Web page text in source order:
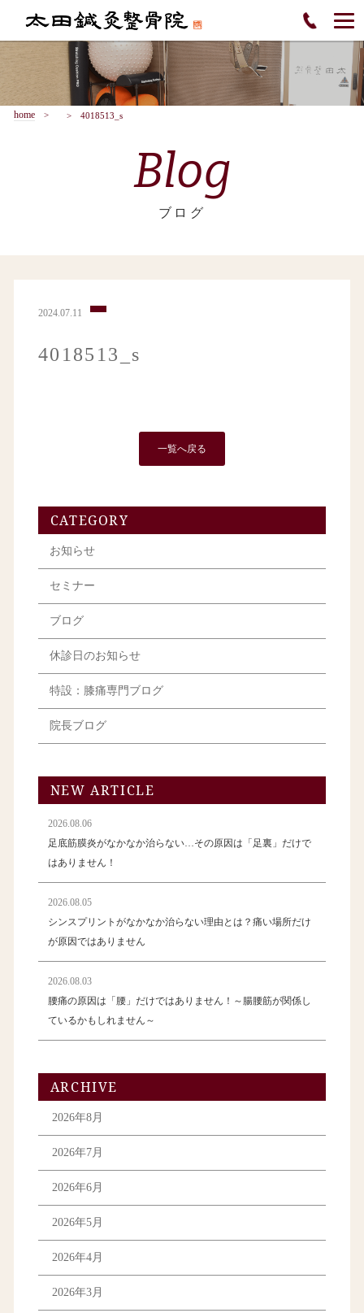
home 4018513_s
Blog
ブログ
2024.07.11
4018513_s
一覧へ戻る
CATEGORY
お知らせ
セミナー
ブログ
休診日のお知らせ
特設：膝痛専門ブログ
院長ブログ
NEW ARTICLE
2026.08.06
足底筋膜炎がなかなか治らない…その原因は「足裏」だけで
はありません！
2026.08.05
シンスプリントがなかなか治らない理由とは？痛い場所だけ
が原因ではありません
2026.08.03
腰痛の原因は「腰」だけではありません！～腸腰筋が関係し
ているかもしれません～
ARCHIVE
2026年8月
2026年7月
2026年6月
2026年5月
2026年4月
2026年3月